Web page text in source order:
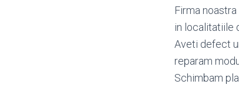
Firma
in localitatiile
Aveti defect
reparam
Schimbam